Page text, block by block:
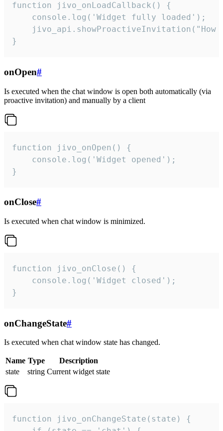
function jivo_onLoadCallback() {
    console.log('Widget fully loaded');
jivo_api.showProactiveInvitation("How
}
onOpen#
Is executed when the chat window is open both automatically (via
proactive invitation) and manually by a client
function jivo_onOpen() {
    console.log('Widget opened');
}
onClose#
Is executed when chat window is minimized.
function jivo_onClose() {
    console.log('Widget closed');
}
onChangeState#
Is executed when chat window state has changed.
Name Type
Description
state
string Current widget state
function jivo_onChangeState(state) {